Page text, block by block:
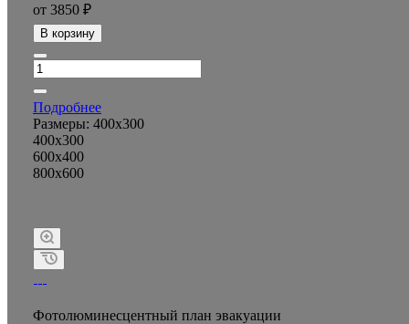
от 3850 ₽
В корзину
Подробнее
Размеры: 400x300
400x300
600x400
800x600
Фотолюминесцентный план эвакуации